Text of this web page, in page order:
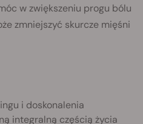
w zwiększeniu progu bólu
zmniejszyć skurcze mięśni
i doskonalenia
integralną częścią życia